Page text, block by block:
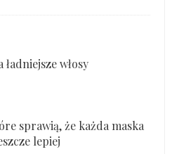
włosy
sprawią, że każda maska
lepiej